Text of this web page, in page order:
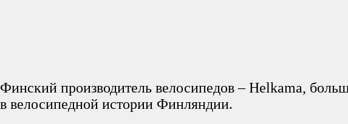
Финский производитель велосипедов – Helkama,
в велосипедной истории Финляндии.